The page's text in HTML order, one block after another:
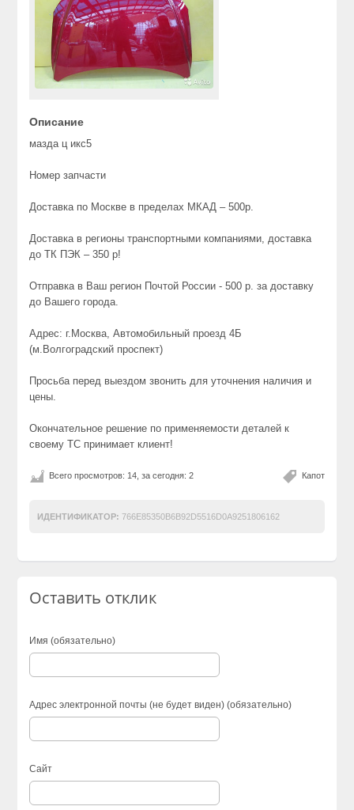
Описание
мазда ц икс5
Номер запчасти
Доставка по Москве в пределах МКАД – 500р.
Доставка в регионы транспортными компаниями, доставка
до ТК ПЭК – 350 р!
Отправка в Ваш регион Почтой России - 500 р. за доставку
до Вашего города.
Адрес: г.Москва, Автомобильный проезд 4Б
(м.Волгоградский проспект)
Просьба перед выездом звонить для уточнения наличия и
цены.
Окончательное решение по применяемости деталей к
своему ТС принимает клиент!
Капот
Всего просмотров: 14, за сегодня: 2
ИДЕНТИФИКАТОР: 766E85350B6B92D5516D0A9251806162
Оставить отклик
Имя (обязательно)
Адрес электронной почты (не будет виден) (обязательно)
Сайт